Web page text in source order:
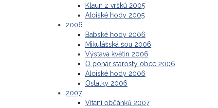
Klaun z vršků 2005
Aloiské hody 2005
2006
Babské hody 2006
Mikulášská šou 2006
Výstava květin 2006
O pohár starosty obce 2006
Aloiské hody 2006
Ostatky 2006
2007
Vítání občánků 2007